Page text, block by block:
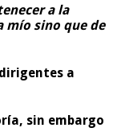
a la
mío sino que de
a
sin embargo